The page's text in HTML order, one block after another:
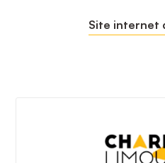
Site internet